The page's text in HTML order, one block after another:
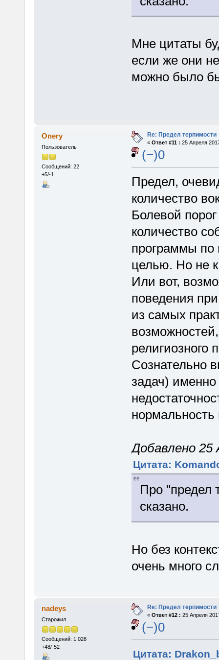
Мне цитаты
если же они
можно было
Onery
Пользователь
Сообщений: 22
+5/-1
Re: Предел терпимости
« Ответ #11 : 25 Апреля
(−)0
Предел,
количество
Болевой
количество
программы по
целью. Но не
Или вот,
поведения
из самых
религиозного
Сознательно
задач)
Добавлено 25
Цитата:
Про "предел
сказано.
Но без
очень много
nadeys
Старожил
Сообщений: 1 028
+48/-52
Re: Предел терпимости
« Ответ #12 : 25 Апреля
(−)0
Цитата: